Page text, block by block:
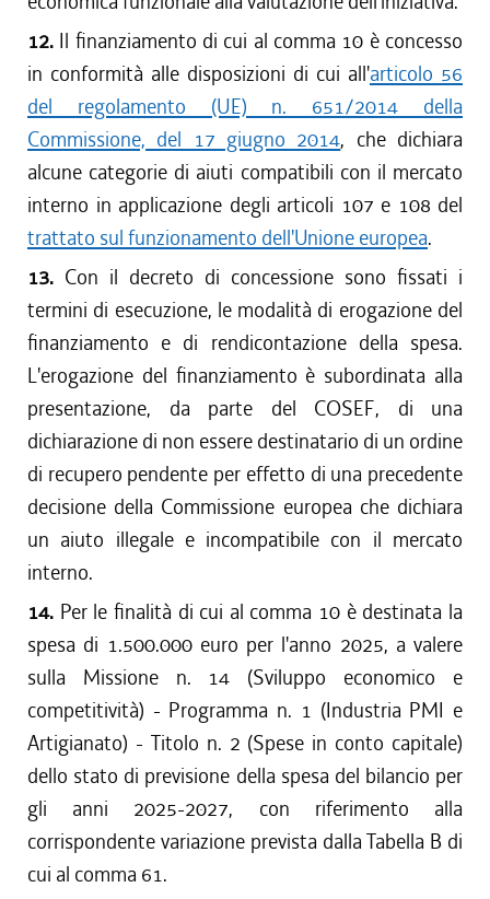
12. Il finanziamento di cui al comma 10 è concesso
in conformità alle disposizioni di cui all'articolo 56
del regolamento (UE) n. 651/2014 della
Commissione, del 17 giugno 2014, che dichiara
alcune categorie di aiuti compatibili con il mercato
interno in applicazione degli articoli 107 e 108 del
trattato sul funzionamento dell'Unione europea.
13. Con il decreto di concessione sono fissati i
termini di esecuzione, le modalità di erogazione del
finanziamento e di rendicontazione della spesa.
L'erogazione del finanziamento è subordinata alla
presentazione, da parte del COSEF, di una
dichiarazione di non essere destinatario di un ordine
di recupero pendente per effetto di una precedente
decisione della Commissione europea che dichiara
un aiuto illegale e incompatibile con il mercato
interno.
14. Per le finalità di cui al comma 10 è destinata la
spesa di 1.500.000 euro per l'anno 2025, a valere
sulla Missione n. 14 (Sviluppo economico e
competitività) - Programma n. 1 (Industria PMI e
Artigianato) - Titolo n. 2 (Spese in conto capitale)
dello stato di previsione della spesa del bilancio per
gli anni 2025-2027, con riferimento alla
corrispondente variazione prevista dalla Tabella B di
cui al comma 61.